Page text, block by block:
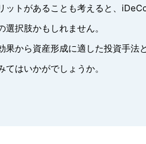
ットがあることも考えると、
択肢かもしれません。
果から資産形成に適した投資手
はいかがでしょうか。